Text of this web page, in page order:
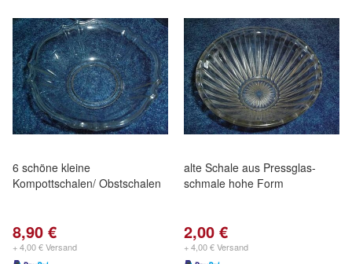
6 schöne kleine
Kompottschalen/ Obstschalen
8,90 €
+ 4,00 € Versand
alte Schale aus Pressglas-
schmale hohe Form
2,00 €
+ 4,00 € Versand